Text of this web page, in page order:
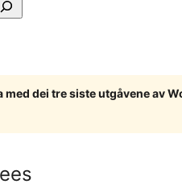
med dei tre siste utgåvene av